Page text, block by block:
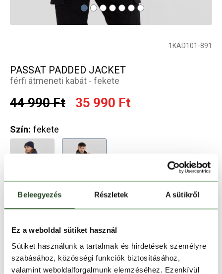
Beleegyezés Részletek A sütikről
Ez a weboldal sütiket használ
Sütiket használunk a tartalmak és hirdetések személyre
szabásához, közösségi funkciók biztosításához,
valamint weboldalforgalmunk elemzéséhez. Ezenkívül
1KAD101-891
PASSAT PADDED JACKET
férfi átmeneti kabát - fekete
44 990 Ft 35 990 Ft
Szín: fekete
XXL
Kosárba teszem